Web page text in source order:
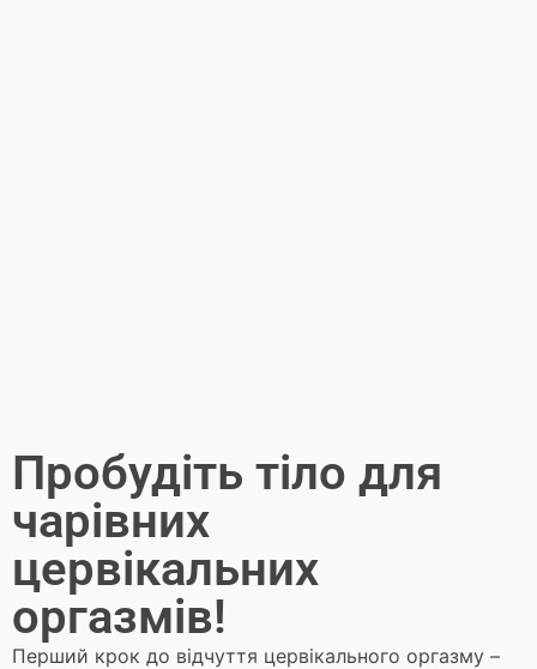
Пробудіть тіло для
чарівних
цервікальних
оргазмів!
Перший крок до відчуття цервікального оргазму –